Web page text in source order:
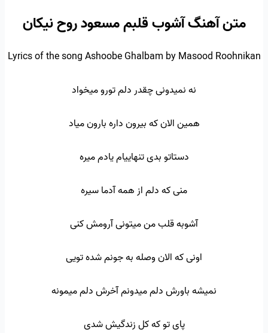
متن آهنگ آشوب قلبم مسعود روح نیکان
Lyrics of the song Ashoobe Ghalbam by Masood Roohnikan
نه نمیدونی چقدر دلم تورو میخواد
همین الان که بیرون داره بارون میاد
دستاتو بدی تنهاییام یادم میره
منی که دلم از همه آدما سیره
آشوبه قلب من میتونی آرومش کنی
اونی که الان وصله به جونم شده تویی
نمیشه باورش دلم میدونم آخرش دلم میمونه
پای تو که کل زندگیش شدی